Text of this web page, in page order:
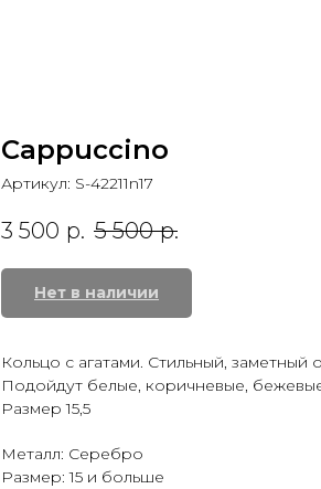
Сappuccino
Артикул: S-42211n17
3 500 р. 5 500 р.
Нет в наличии
Кольцо с агатами. Стильный, заметный
Подойдут белые, коричневые,
Размер 15,5
Металл: Серебро
Размер: 15 и больше